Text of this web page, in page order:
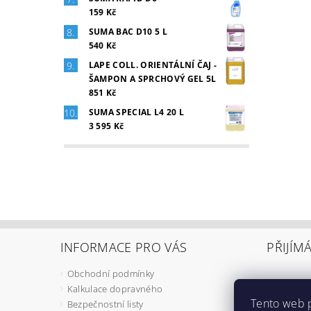
159 Kč
SUMA BAC D10 5 L
540 Kč
LAPE COLL. ORIENTÁLNÍ ČAJ -
ŠAMPON A SPRCHOVÝ GEL 5L
851 Kč
SUMA SPECIAL L4 20 L
3 595 Kč
INFORMACE PRO VÁS
Obchodní podmínky
Kalkulace dopravného
Bezpečnostní listy
Tento web